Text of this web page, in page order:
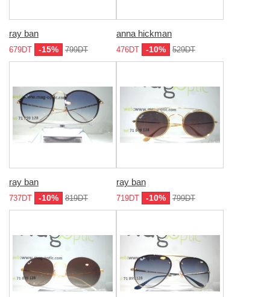
ray ban
679DT -15% 799DT
anna hickman
476DT -10% 529DT
ray ban
737DT -10% 819DT
ray ban
719DT -10% 799DT